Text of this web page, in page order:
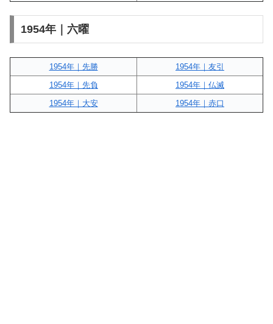
1954年｜六曜
1954年｜先勝
1954年｜友引
1954年｜先負
1954年｜仏滅
1954年｜大安
1954年｜赤口